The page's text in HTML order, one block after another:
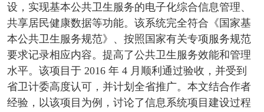
设，实现基本公共卫生服务的电子化综合信息管理、
共享居民健康数据等功能。该系统完全符合《国家基
本公共卫生服务规范》、按照国家有关专项服务规范
要求记录相应内容。提高了公共卫生服务效能和管理
水平。该项目于 2016 年 4 月顺利通过验收，并受到
省卫计委高度认可，并计划全省推广。本文结合作者
经验，以该项目为例，讨论了信息系统项目建设过程